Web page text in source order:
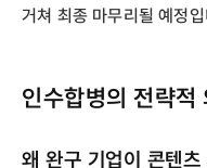
거쳐 최종 마무리될 예정
인수합병의 전략적
왜 완구 기업이 콘텐